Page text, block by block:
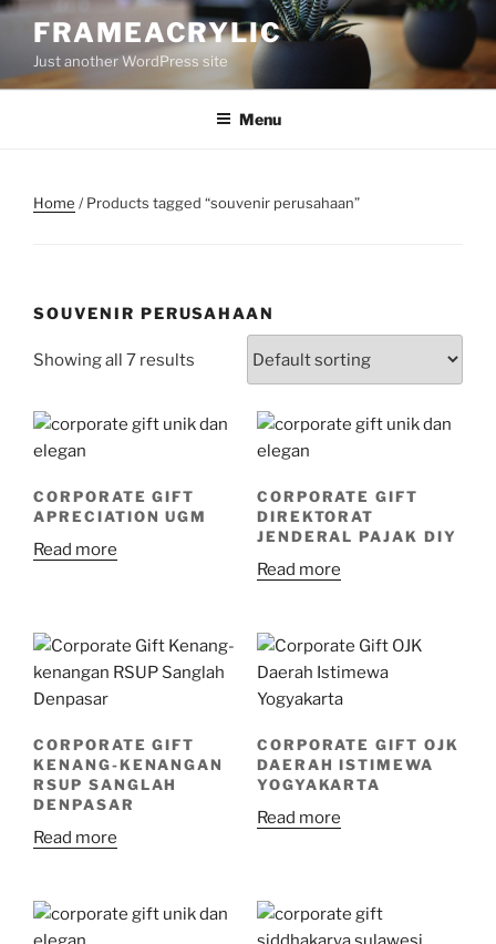
Skip
content
FRAMEACRYLIC
Just another WordPress site
Menu
Home / Products tagged “souvenir perusahaan”
SOUVENIR PERUSAHAAN
Showing all 7 results
CORPORATE GIFT
APRECIATION UGM
Read more
CORPORATE GIFT
DIREKTORAT
JENDERAL PAJAK DIY
Read more
CORPORATE GIFT
KENANG-KENANGAN
RSUP SANGLAH
DENPASAR
Read more
CORPORATE GIFT OJK
DAERAH ISTIMEWA
YOGYAKARTA
Read more